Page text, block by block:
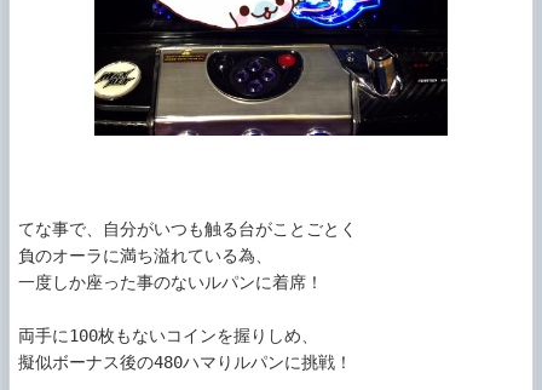
てな事で、自分がいつも触る台がことごとく
負のオーラに満ち溢れている為、
一度しか座った事のないルパンに着席！
両手に100枚もないコインを握りしめ、
擬似ボーナス後の480ハマりルパンに挑戦！